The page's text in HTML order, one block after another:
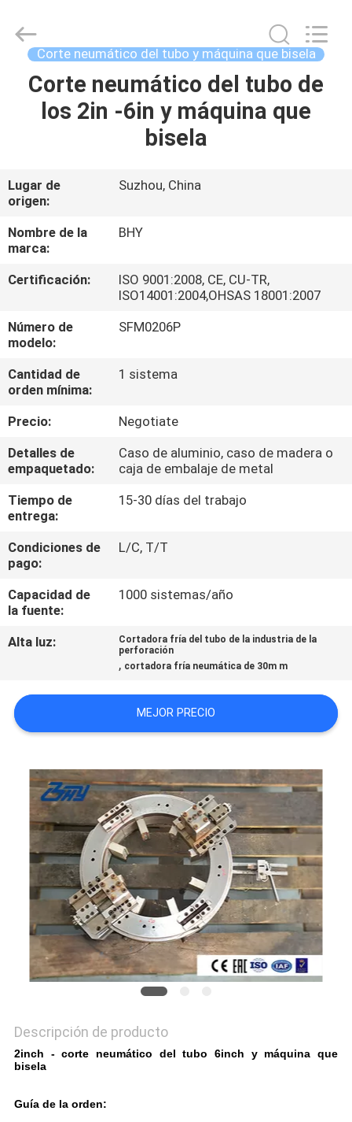
HOGAR
SOBRE
NOSOTROS
VIAJE
DE
LA
FÁBRICA
CONTROL
DE
CALIDAD
MAPA
DEL
SITIO
POLÍTICAS
PRIVACIDAD
Bohyar
Engineering
Material
Technology(Suzhou)Co.,
Corte neumático del tubo y máquina que bisela
Corte neumático del tubo de
los 2in -6in y máquina que
bisela
Lugar de
origen:
Suzhou, China
Nombre de la
marca:
BHY
Certificación:
ISO 9001:2008, CE, CU-TR,
ISO14001:2004,OHSAS 18001:2007
Número de
modelo:
SFM0206P
Cantidad de
orden mínima:
1 sistema
Precio:
Negotiate
Detalles de
empaquetado:
Caso de aluminio, caso de madera o
caja de embalaje de metal
Tiempo de
entrega:
15-30 días del trabajo
Condiciones de
pago:
L/C, T/T
Capacidad de
la fuente:
1000 sistemas/año
Alta luz:
Cortadora fría del tubo de la industria de la
perforación
, cortadora fría neumática de 30m m
MEJOR PRECIO
Descripción de producto
2inch - corte neumático del tubo 6inch y máquina que
bisela
Guía de la orden: